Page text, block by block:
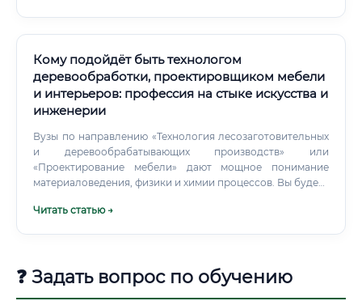
Кому подойдёт быть технологом
деревообработки, проектировщиком мебели
и интерьеров: профессия на стыке искусства и
инженерии
Вузы по направлению «Технология лесозаготовительных
и деревообрабатывающих производств» или
«Проектирование мебели» дают мощное понимание
материаловедения, физики и химии процессов. Вы будете
правильно рассчитать режимы резания и как устроена
Читать статью →
❓ Задать вопрос по обучению